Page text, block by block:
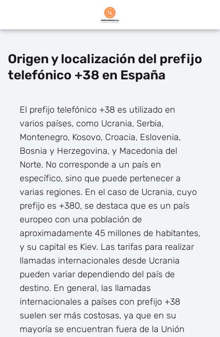
Origen y localización del prefijo
telefónico +38 en España
El prefijo telefónico +38 es utilizado en
varios países, como Ucrania, Serbia,
Montenegro, Kosovo, Croacia, Eslovenia,
Bosnia y Herzegovina, y Macedonia del
Norte. No corresponde a un país en
específico, sino que puede pertenecer a
varias regiones. En el caso de Ucrania, cuyo
prefijo es +380, se destaca que es un país
europeo con una población de
aproximadamente 45 millones de habitantes,
y su capital es Kiev. Las tarifas para realizar
llamadas internacionales desde Ucrania
pueden variar dependiendo del país de
destino. En general, las llamadas
internacionales a países con prefijo +38
suelen ser más costosas, ya que en su
mayoría se encuentran fuera de la Unión